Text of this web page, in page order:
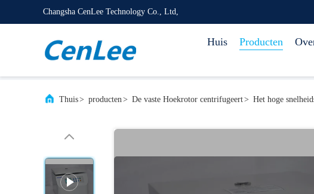
Changsha CenLee Technology Co., Ltd,
Huis Producten
Thuis> producten> De vaste Hoekrotor centrifugeert> Het hoge